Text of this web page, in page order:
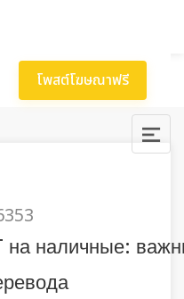
โพสต์โฆษณาฟรี
на наличные: